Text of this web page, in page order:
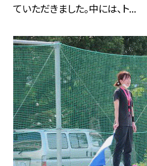
ていただきました。中には、ト...